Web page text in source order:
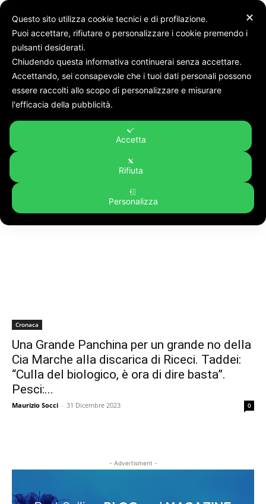
Una Grande Panchina per un grande no della Cia Marche alla
discarica di Riceci. Taddei: “Culla del biologico
Tag:Una Grande Panchina per
un grande no della Cia Marche
alla discarica di Riceci. Taddei:
“Culla del biologico
Cronaca
Una Grande Panchina per un grande no della
Cia Marche alla discarica di Riceci. Taddei:
“Culla del biologico, è ora di dire basta”.
Pesci:...
Maurizio Socci - 31 Dicembre 2023 0
- Advertisment -
✕
Questo sito utilizza cookie tecnici e di profilazione.
Puoi accettare, rifiutare o personalizzare i cookie premendo i
pulsanti desiderati.
Chiudendo questa informativa continuerai senza accettare.
Accettando, sei consapevole che i tuoi dati personali possono
essere raccolti allo scopo di personalizzare e misurare
l'efficacia della pubblicità.
Accetta
Rifiuta
Personalizza